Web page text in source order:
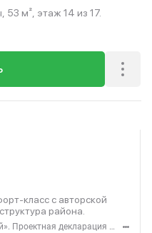
м², этаж 14 из 17.
с авторской
района.
Застройщик — ООО СЗ «Селигерский». Проектная декларация — наш.дом.рф. Акция до 28.02.26. Не оферта. Подробности — Level.ru